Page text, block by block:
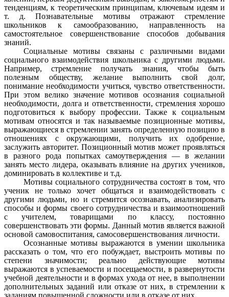
тенденциям, к теоретическим принципам, ключевым идеям и
т. д. Познавательные мотивы отражают стремление
школьников к самообразованию, направленность на
самостоятельное совершенствование способов добывания
знаний.
Социальные мотивы связаны с различными видами
социального взаимодействия школьника с другими людьми.
Например, стремление получать знания, чтобы быть
полезным обществу, желание выполнить свой долг,
понимание необходимости учиться, чувство ответственности.
При этом велико значение мотивов осознания социальной
необходимости, долга и ответственности, стремления хорошо
подготовиться к выбору профессии. Также к социальным
мотивам относятся и так называемые позиционные мотивы,
выражающиеся в стремлении занять определенную позицию в
отношениях с окружающими, получить их одобрение,
заслужить авторитет. Позиционный мотив может проявляться
в разного рода попытках самоутверждения — в желании
занять место лидера, оказывать влияние на других учеников,
доминировать в коллективе и т.д.
Мотивы социального сотрудничества состоят в том, что
ученик не только хочет общаться и взаимодействовать с
другими людьми, но и стремится осознавать, анализировать
способы и формы своего сотрудничества и взаимоотношений
с учителем, товарищами по классу, постоянно
совершенствовать эти формы. Данный мотив является важной
основой самовоспитания, самосовершенствования личности.
Осознанные мотивы выражаются в умении школьника
рассказать о том, что его побуждает, выстроить мотивы по
степени значимости; реально действующие мотивы
выражаются в успеваемости и посещаемости, в развернутости
учебной деятельности и в формах ухода от нее, в выполнении
дополнительных заданий или отказе от них, в стремлении к
заданиям повышенной сложности или в отказе от них.